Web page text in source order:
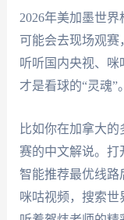
2026年美加墨世
可能会去现场观赛
听听国内央视、
才是看球的“灵魂”
比如你在加拿大
赛的中文解说。打
智能推荐最优线路
咪咕视频，搜索世